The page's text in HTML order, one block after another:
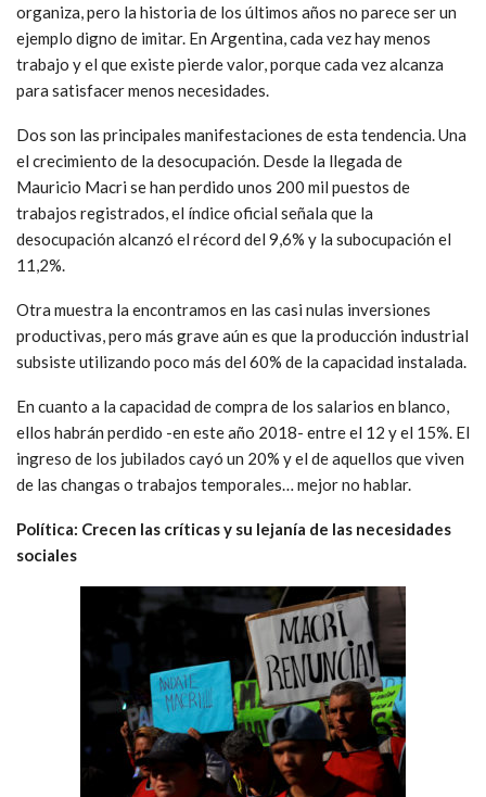
organiza, pero la historia de los últimos años no parece ser un
ejemplo digno de imitar. En Argentina, cada vez hay menos
trabajo y el que existe pierde valor, porque cada vez alcanza
para satisfacer menos necesidades.
Dos son las principales manifestaciones de esta tendencia. Una
el crecimiento de la desocupación. Desde la llegada de
Mauricio Macri se han perdido unos 200 mil puestos de
trabajos registrados, el índice oficial señala que la
desocupación alcanzó el récord del 9,6% y la subocupación el
11,2%.
Otra muestra la encontramos en las casi nulas inversiones
productivas, pero más grave aún es que la producción industrial
subsiste utilizando poco más del 60% de la capacidad instalada.
En cuanto a la capacidad de compra de los salarios en blanco,
ellos habrán perdido -en este año 2018- entre el 12 y el 15%. El
ingreso de los jubilados cayó un 20% y el de aquellos que viven
de las changas o trabajos temporales… mejor no hablar.
Política: Crecen las críticas y su lejanía de las necesidades
sociales